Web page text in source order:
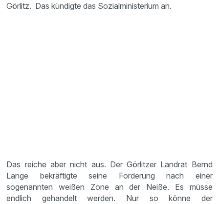
Görlitz. Das kündigte das Sozialministerium an.
Das reiche aber nicht aus. Der Görlitzer Landrat Bernd
Lange bekräftigte seine Forderung nach einer
sogenannten weißen Zone an der Neiße. Es müsse
endlich gehandelt werden. Nur so könne der